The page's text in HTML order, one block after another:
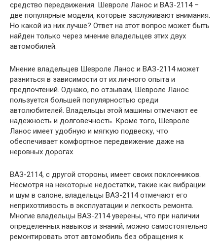
средство передвижения. Шевроле Ланос и ВАЗ-2114 –
две популярные модели, которые заслуживают внимания.
Но какой из них лучше? Ответ на этот вопрос может быть
найден только через мнение владельцев этих двух
автомобилей.
Мнение владельцев Шевроле Ланос и ВАЗ-2114 может
разниться в зависимости от их личного опыта и
предпочтений. Однако, по отзывам, Шевроле Ланос
пользуется большей популярностью среди
автолюбителей. Владельцы этой машины отмечают ее
надежность и долговечность. Кроме того, Шевроле
Ланос имеет удобную и мягкую подвеску, что
обеспечивает комфортное передвижение даже на
неровных дорогах.
ВАЗ-2114, с другой стороны, имеет своих поклонников.
Несмотря на некоторые недостатки, такие как вибрации
и шум в салоне, владельцы ВАЗ-2114 отмечают его
неприхотливость в эксплуатации и легкость ремонта.
Многие владельцы ВАЗ-2114 уверены, что при наличии
определенных навыков и знаний, можно самостоятельно
ремонтировать этот автомобиль без обращения к